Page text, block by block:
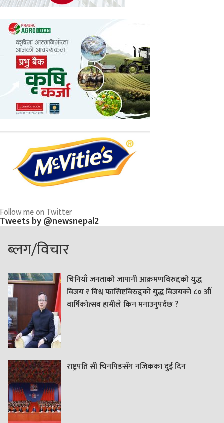
Follow me on Twitter
Tweets by @newsnepal2
ब्लग/विचार
चिनियाँ जनताको जापानी आक्रमणविरुद्दको युद्ध
विजय र विश्व फासिष्टविरुद्दको युद्ध विजयको ८० औं
वार्षिकोत्सव हामीले किन मनाउनुपर्दछ ?
राष्ट्रपति सी चिनपिङसँग नजिकका दुई दिन